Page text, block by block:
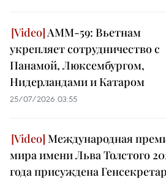
AMM-59: Вьетнам
укрепляет сотрудничество с
Панамой, Люксембургом,
Нидерландами и Катаром
25/07/2026 03:55
Международная
мира имени Льва Толстого
года присуждена